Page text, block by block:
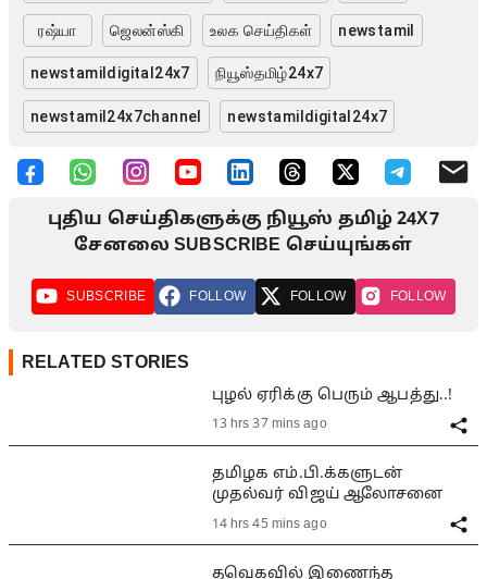
ரஷ்யா ஜெலன்ஸ்கி உலக செய்திகள் newstamil
newstamildigital24x7 நியூஸ்தமிழ்24x7
newstamil24x7channel newstamildigital24x7
புதிய செய்திகளுக்கு நியூஸ் தமிழ் 24X7
சேனலை SUBSCRIBE செய்யுங்கள்
SUBSCRIBE FOLLOW FOLLOW FOLLOW
RELATED STORIES
புழல் ஏரிக்கு பெரும் ஆபத்து..!
13 hrs 37 mins ago
தமிழக எம்.பி.க்களுடன்
முதல்வர் விஜய் ஆலோசனை
14 hrs 45 mins ago
தவெகவில் இணைந்த